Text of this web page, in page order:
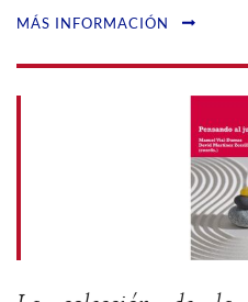
MÁS INFORMACIÓN